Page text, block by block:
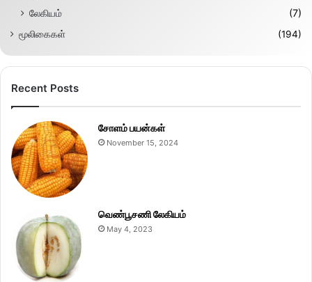
லேகியம்
(7)
மூலிகைகள் (194)
Recent Posts
சோளம் பயன்கள்
November 15, 2024
வெண்பூசணி லேகியம்
May 4, 2023